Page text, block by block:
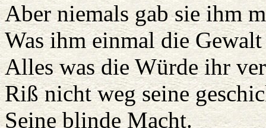
Aber niemals gab sie ihm
Was ihm einmal die
Alles was die Würde ihr
Riß nicht weg seine
Seine blinde Macht.